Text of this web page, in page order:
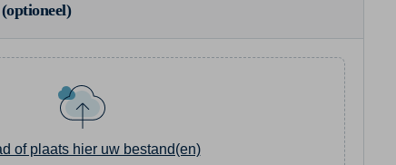
of plaats hier uw bestand(en)